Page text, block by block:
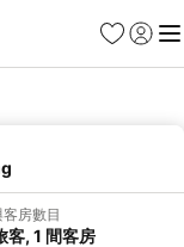
收藏夾
登入 選
客房數目
客, 1 間客房